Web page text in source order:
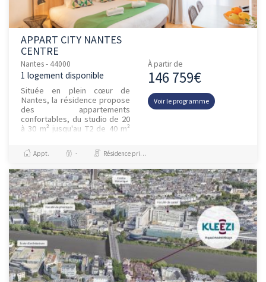
APPART CITY NANTES
CENTRE
Nantes - 44000
1 logement disponible
Située en plein cœur de
Nantes, la résidence propose
des appartements
confortables, du studio de 20
à 30 m² jusqu'au T2 de 40 m²
personnes, meublés et
équipés. L...
À partir de
146 759€
Voir le programme
Appt. - Résidence principale / PTZ, Investissement et Défiscalisation